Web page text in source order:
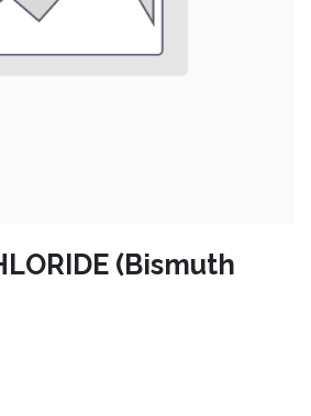
(Bismuth